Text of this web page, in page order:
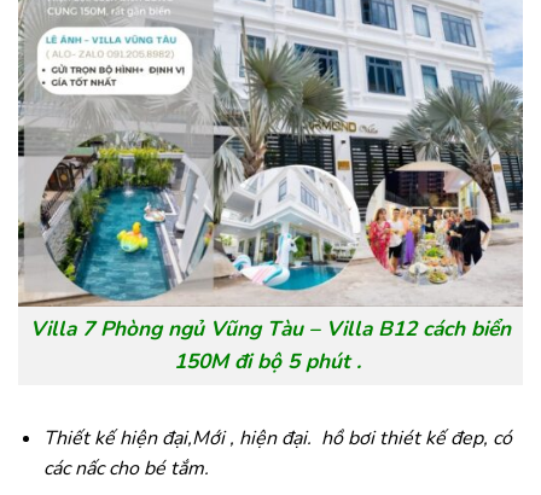
Villa 7 Phòng ngủ Vũng Tàu – Villa B12 cách biển
150M đi bộ 5 phút .
Thiết kế hiện đại,Mới , hiện đại. hồ bơi thiét kế đep, có
các nấc cho bé tắm.